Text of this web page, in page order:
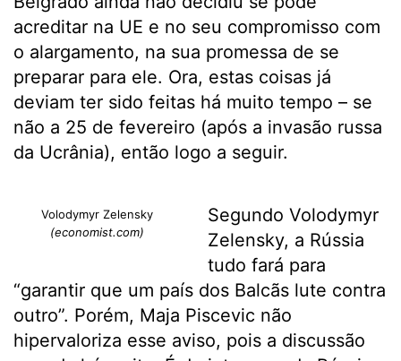
acreditar na UE e no seu compromisso com
o alargamento, na sua promessa de se
preparar para ele. Ora, estas coisas já
deviam ter sido feitas há muito tempo – se
não a 25 de fevereiro (após a invasão russa
da Ucrânia), então logo a seguir.
Volodymyr Zelensky
(economist.com)
Segundo Volodymyr
Zelensky, a Rússia
tudo fará para
“garantir que um país dos Balcãs lute contra
outro”. Porém, Maja Piscevic não
hipervaloriza esse aviso, pois a discussão